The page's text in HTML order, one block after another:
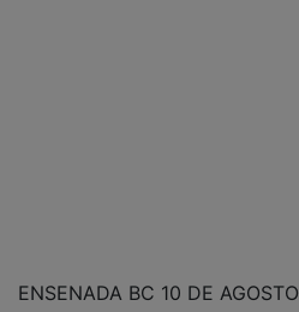
ENSENADA BC 10 DE